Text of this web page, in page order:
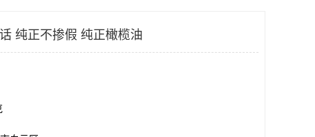
纯正不掺假 纯正橄榄油